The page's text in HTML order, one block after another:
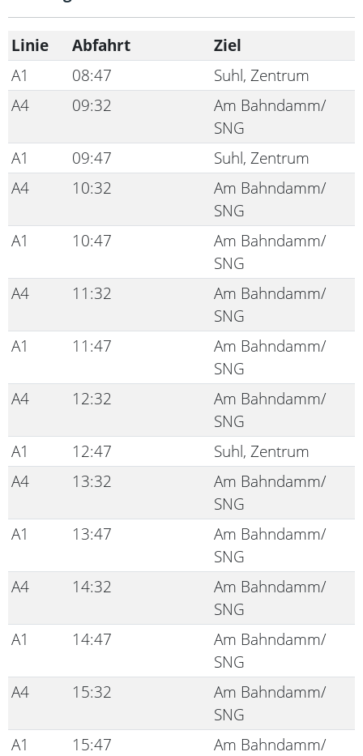
Linie Abfahrt
Ziel
A1
08:47
Suhl, Zentrum
A4
09:32
Am Bahndamm/
SNG
A1
09:47
Suhl, Zentrum
A4
10:32
Am Bahndamm/
SNG
A1
10:47
Am Bahndamm/
SNG
A4
11:32
Am Bahndamm/
SNG
A1
11:47
Am Bahndamm/
SNG
A4
12:32
Am Bahndamm/
SNG
A1
12:47
Suhl, Zentrum
A4
13:32
Am Bahndamm/
SNG
A1
13:47
Am Bahndamm/
SNG
A4
14:32
Am Bahndamm/
SNG
A1
14:47
Am Bahndamm/
SNG
A4
15:32
Am Bahndamm/
SNG
A1
15:47
Am Bahndamm/